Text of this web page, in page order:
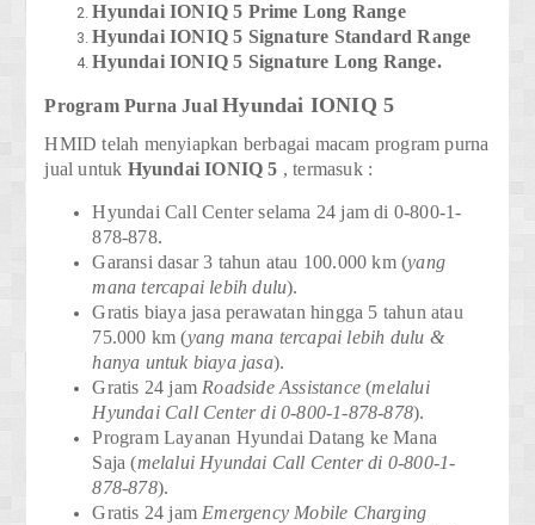
HyundaiIONIQ 5 Prime Long Range
HyundaiIONIQ 5 Signature Standard Range
HyundaiIONIQ 5 Signature Long Range.
Program Purna JualHyundai IONIQ 5
HMID telah menyiapkan berbagai macam program purna
jual untuk HyundaiIONIQ 5 , termasuk :
Hyundai Call Center selama 24 jam di 0-800-1-
878-878.
Garansi dasar 3 tahun atau 100.000 km(yang
mana tercapai lebih dulu).
Gratis biaya jasa perawatan hingga 5 tahun atau
75.000 km (yang mana tercapai lebih dulu &
hanya untuk biaya jasa).
Gratis 24 jam Roadside Assistance (melalui
Hyundai Call Center di 0-800-1-878-878).
Program Layanan Hyundai Datang ke Mana
Saja (melalui Hyundai Call Center di 0-800-1-
878-878).
Gratis 24 jam Emergency Mobile Charging